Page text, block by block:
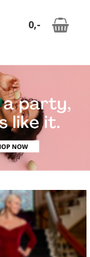
0,-
Nullstill
Trykk ENTER for å søke